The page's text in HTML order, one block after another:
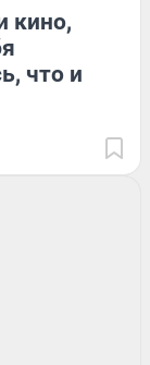
кино,
что и